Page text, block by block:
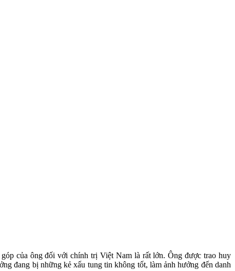
của ông đối với chính trị Việt Nam là rất lớn. Ông được trao huy
đang bị những kẻ xấu tung tin không tốt, làm ảnh hưởng đến danh